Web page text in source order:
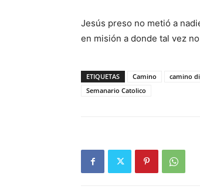
Jesús preso no metió a
en mi­sión a donde tal vez
ETIQUETAS Camino camino
Semanario Catolico